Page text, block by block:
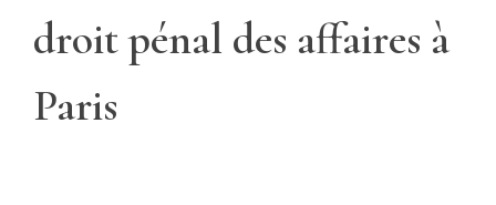
droit pénal des affaires à
Paris